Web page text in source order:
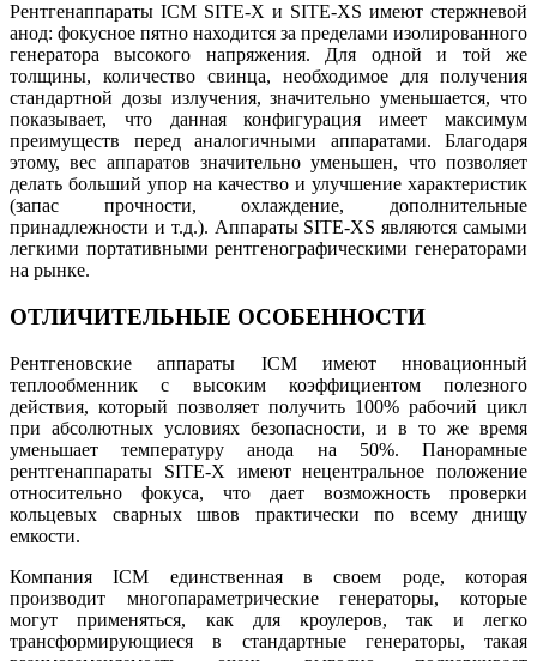
Рентгенаппараты ICM SITE-X и SITE-XS имеют стержневой
анод: фокусное пятно находится за пределами изолированного
генератора высокого напряжения. Для одной и той же
толщины, количество свинца, необходимое для получения
стандартной дозы излучения, значительно уменьшается, что
показывает, что данная конфигурация имеет максимум
преимуществ перед аналогичными аппаратами. Благодаря
этому, вес аппаратов значительно уменьшен, что позволяет
делать больший упор на качество и улучшение характеристик
(запас прочности, охлаждение, дополнительные
принадлежности и т.д.). Аппараты SITE-XS являются самыми
легкими портативными рентгенографическими генераторами
на рынке.
ОТЛИЧИТЕЛЬНЫЕ ОСОБЕННОСТИ
Рентгеновские аппараты ICM имеют нновационный
теплообменник с высоким коэффициентом полезного
действия, который позволяет получить 100% рабочий цикл
при абсолютных условиях безопасности, и в то же время
уменьшает температуру анода на 50%. Панорамные
рентгенаппараты SITE-X имеют нецентральное положение
относительно фокуса, что дает возможность проверки
кольцевых сварных швов практически по всему днищу
емкости.
Компания ICM единственная в своем роде, которая
производит многопараметрические генераторы, которые
могут применяться, как для кроулеров, так и легко
трансформирующиеся в стандартные генераторы, такая